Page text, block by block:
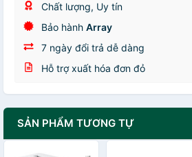
Chất lượng, Uy tín
Bảo hành Array
7 ngày đổi trả dễ dàng
Hỗ trợ xuất hóa đơn đỏ
SẢN PHẨM TƯƠNG TỰ